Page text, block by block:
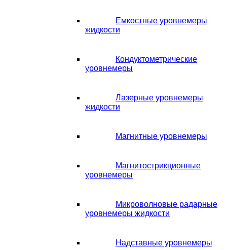
Емкостные уровнемеры
жидкости
Кондуктометрические
уровнемеры
Лазерные уровнемеры
жидкости
Магнитные уровнемеры
Магнитострикционные
уровнемеры
Микроволновые радарные
уровнемеры жидкости
Надставные уровнемеры